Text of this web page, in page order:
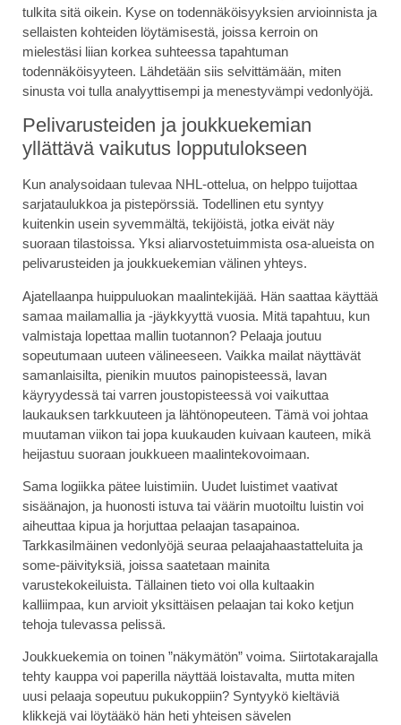
tulkita sitä oikein. Kyse on todennäköisyyksien arvioinnista ja
sellaisten kohteiden löytämisestä, joissa kerroin on
mielestäsi liian korkea suhteessa tapahtuman
todennäköisyyteen. Lähdetään siis selvittämään, miten
sinusta voi tulla analyyttisempi ja menestyvämpi vedonlyöjä.
Pelivarusteiden ja joukkuekemian
yllättävä vaikutus lopputulokseen
Kun analysoidaan tulevaa NHL-ottelua, on helppo tuijottaa
sarjataulukkoa ja pistepörssiä. Todellinen etu syntyy
kuitenkin usein syvemmältä, tekijöistä, jotka eivät näy
suoraan tilastoissa. Yksi aliarvostetuimmista osa-alueista on
pelivarusteiden ja joukkuekemian välinen yhteys.
Ajatellaanpa huippuluokan maalintekijää. Hän saattaa käyttää
samaa mailamallia ja -jäykkyyttä vuosia. Mitä tapahtuu, kun
valmistaja lopettaa mallin tuotannon? Pelaaja joutuu
sopeutumaan uuteen välineeseen. Vaikka mailat näyttävät
samanlaisilta, pienikin muutos painopisteessä, lavan
käyryydessä tai varren joustopisteessä voi vaikuttaa
laukauksen tarkkuuteen ja lähtönopeuteen. Tämä voi johtaa
muutaman viikon tai jopa kuukauden kuivaan kauteen, mikä
heijastuu suoraan joukkueen maalintekovoimaan.
Sama logiikka pätee luistimiin. Uudet luistimet vaativat
sisäänajon, ja huonosti istuva tai väärin muotoiltu luistin voi
aiheuttaa kipua ja horjuttaa pelaajan tasapainoa.
Tarkkasilmäinen vedonlyöjä seuraa pelaajahaastatteluita ja
some-päivityksiä, joissa saatetaan mainita
varustekokeiluista. Tällainen tieto voi olla kultaakin
kalliimpaa, kun arvioit yksittäisen pelaajan tai koko ketjun
tehoja tulevassa pelissä.
Joukkuekemia on toinen ”näkymätön” voima. Siirtotakarajalla
tehty kauppa voi paperilla näyttää loistavalta, mutta miten
uusi pelaaja sopeutuu pukukoppiin? Syntyykö kieltäviä
klikkejä vai löytääkö hän heti yhteisen sävelen